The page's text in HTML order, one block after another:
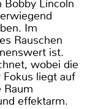
Bobby Lincoln
Im
Rauschen
ist.
wobei die
liegt auf
Raum
effektarm.